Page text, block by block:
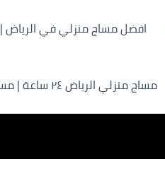
افضل مساج منزلي في الرياض | 0560827041 | مساج الهنا الفاخر
مساج منزلي الرياض ٢٤ ساعة | مساج الهنا للرجال 0560827041